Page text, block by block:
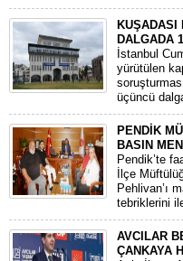
KUŞADASI
DALGADA
​İstanbul
yürütülen
üçüncü
PENDİK
BASIN
​Pendik’te
İlçe
Pehlivan’ı
tebriklerini
AVCILAR
ÇANKAYA